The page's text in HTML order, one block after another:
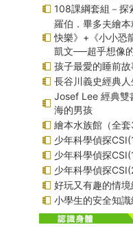
108課綱套組－探
羅伯．畢多夫繪
快樂》+《小小恐
凱文──超乎想像
孩子最愛的睡前
長谷川義史經典人
Josef Lee 經典雙
海的男孩
繪本水族館（全套
少年科學偵探
少年科學偵探
少年科學偵探
好玩又有趣的情境
小學生的安全知